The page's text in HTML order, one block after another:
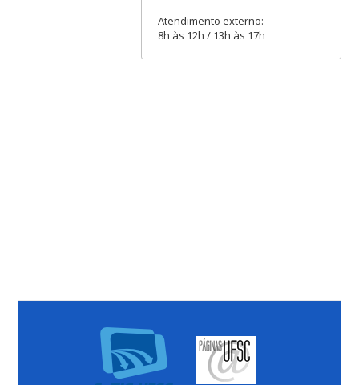
Atendimento externo:
8h às 12h / 13h às 17h